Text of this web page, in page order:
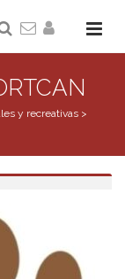
y recreativas>